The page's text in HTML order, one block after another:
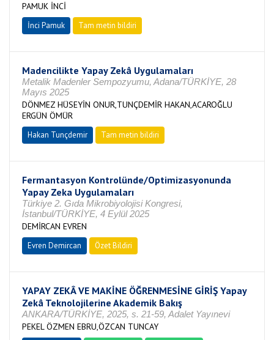
PAMUK İNCİ
İnci Pamuk Tam metin bildiri
Madencilikte Yapay Zekâ Uygulamaları
Metalik Madenler Sempozyumu, Adana/TÜRKİYE, 28
Mayıs 2025
DÖNMEZ HÜSEYİN ONUR,TUNÇDEMİR HAKAN,ACAROĞLU
ERGÜN ÖMÜR
Hakan Tunçdemir Tam metin bildiri
Fermantasyon Kontrolünde/Optimizasyonunda
Yapay Zeka Uygulamaları
Türkiye 2. Gıda Mikrobiyolojisi Kongresi,
İstanbul/TÜRKİYE, 4 Eylül 2025
DEMİRCAN EVREN
Evren Demircan Özet Bildiri
YAPAY ZEKÂ VE MAKİNE ÖĞRENMESİNE GİRİŞ Yapay
Zekâ Teknolojilerine Akademik Bakış
ANKARA/TÜRKİYE, 2025, s. 21-59, Adalet Yayınevi
PEKEL ÖZMEN EBRU,ÖZCAN TUNCAY